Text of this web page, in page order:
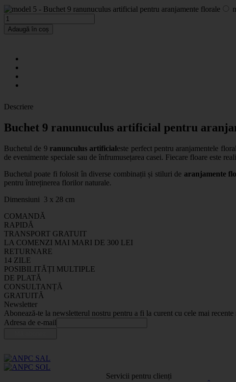
Adaugă în coș
Descriere
Buchet 9 ranunuculus artificial pentru
Buchetul de 9 ranunculus artificialeste perfect pentru aranjamentele
de evenimente speciale sau de înfrumusețarea casei. Fiecare floare este
Buchetul poate fi folosit în diverse combinații și stiluri de aranjamente
pentru întreținerea florilor naturale.
Dimensiuni 3 x 28 cm
COMANDĂ
RAPIDĂ
TRANSPORT GRATUIT
LA COMENZI MAI MARI DE 300 LEI
RETURNARE
14 ZILE
POSIBILITĂȚI MULTIPLE
DE PLATĂ
CONSULTANȚĂ
GRATUITĂ
Newsletter
Abonează-te la newsletterul nostru pentru a fi la curent cu cele mai recente
Adresa de e-mail
Servicii pentru clienți